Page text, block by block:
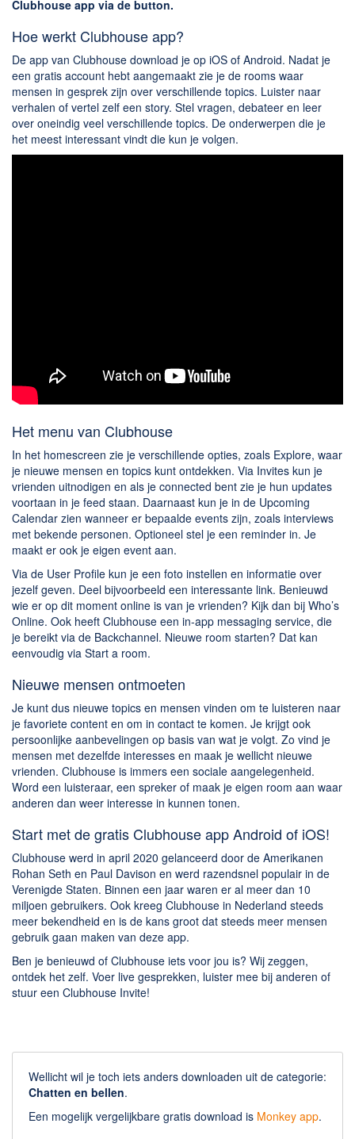
Clubhouse app via de button.
Hoe werkt Clubhouse app?
De app van Clubhouse download je op iOS of Android. Nadat je
een gratis account hebt aangemaakt zie je de rooms waar
mensen in gesprek zijn over verschillende topics. Luister naar
verhalen of vertel zelf een story. Stel vragen, debateer en leer
over oneindig veel verschillende topics. De onderwerpen die je
het meest interessant vindt die kun je volgen.
Het menu van Clubhouse
In het homescreen zie je verschillende opties, zoals Explore, waar
je nieuwe mensen en topics kunt ontdekken. Via Invites kun je
vrienden uitnodigen en als je connected bent zie je hun updates
voortaan in je feed staan. Daarnaast kun je in de Upcoming
Calendar zien wanneer er bepaalde events zijn, zoals interviews
met bekende personen. Optioneel stel je een reminder in. Je
maakt er ook je eigen event aan.
Via de User Profile kun je een foto instellen en informatie over
jezelf geven. Deel bijvoorbeeld een interessante link. Benieuwd
wie er op dit moment online is van je vrienden? Kijk dan bij Who’s
Online. Ook heeft Clubhouse een in-app messaging service, die
je bereikt via de Backchannel. Nieuwe room starten? Dat kan
eenvoudig via Start a room.
Nieuwe mensen ontmoeten
Je kunt dus nieuwe topics en mensen vinden om te luisteren naar
je favoriete content en om in contact te komen. Je krijgt ook
persoonlijke aanbevelingen op basis van wat je volgt. Zo vind je
mensen met dezelfde interesses en maak je wellicht nieuwe
vrienden. Clubhouse is immers een sociale aangelegenheid.
Word een luisteraar, een spreker of maak je eigen room aan waar
anderen dan weer interesse in kunnen tonen.
Start met de gratis Clubhouse app Android of iOS!
Clubhouse werd in april 2020 gelanceerd door de Amerikanen
Rohan Seth en Paul Davison en werd razendsnel populair in de
Verenigde Staten. Binnen een jaar waren er al meer dan 10
miljoen gebruikers. Ook kreeg Clubhouse in Nederland steeds
meer bekendheid en is de kans groot dat steeds meer mensen
gebruik gaan maken van deze app.
Ben je benieuwd of Clubhouse iets voor jou is? Wij zeggen,
ontdek het zelf. Voer live gesprekken, luister mee bij anderen of
stuur een Clubhouse Invite!
Wellicht wil je toch iets anders downloaden uit de categorie:
Chatten en bellen.
Een mogelijk vergelijkbare gratis download is Monkey app.